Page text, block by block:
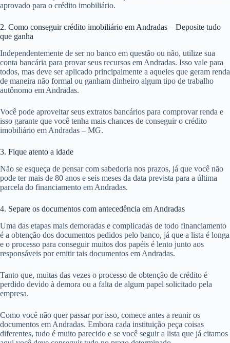
aprovado para o crédito imobiliário.
2. Como conseguir crédito imobiliário em Andradas – Deposite tudo
que ganha
Independentemente de ser no banco em questão ou não, utilize sua
conta bancária para provar seus recursos em Andradas. Isso vale para
todos, mas deve ser aplicado principalmente a aqueles que geram renda
de maneira não formal ou ganham dinheiro algum tipo de trabalho
autônomo em Andradas.
Você pode aproveitar seus extratos bancários para comprovar renda e
isso garante que você tenha mais chances de conseguir o crédito
imobiliário em Andradas – MG.
3. Fique atento a idade
Não se esqueça de pensar com sabedoria nos prazos, já que você não
pode ter mais de 80 anos e seis meses da data prevista para a última
parcela do financiamento em Andradas.
4. Separe os documentos com antecedência em Andradas
Uma das etapas mais demoradas e complicadas de todo financiamento
é a obtenção dos documentos pedidos pelo banco, já que a lista é longa
e o processo para conseguir muitos dos papéis é lento junto aos
responsáveis por emitir tais documentos em Andradas.
Tanto que, muitas das vezes o processo de obtenção de crédito é
perdido devido à demora ou a falta de algum papel solicitado pela
empresa.
Como você não quer passar por isso, comece antes a reunir os
documentos em Andradas. Embora cada instituição peça coisas
diferentes, tudo é muito parecido e se você seguir a lista que já citamos